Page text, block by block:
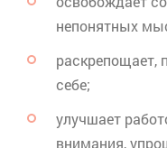
непонятных
раскрепощает,
себе;
улучшает
внимания,